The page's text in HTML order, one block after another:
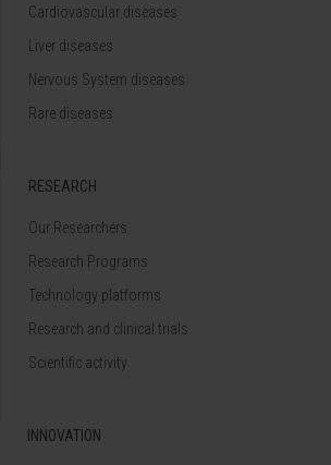
Cardiovascular diseases
Liver diseases
Nervous System diseases
Rare diseases
RESEARCH
Our Researchers
Research Programs
Technology platforms
Research and clinical trials
Scientific activity
INNOVATION